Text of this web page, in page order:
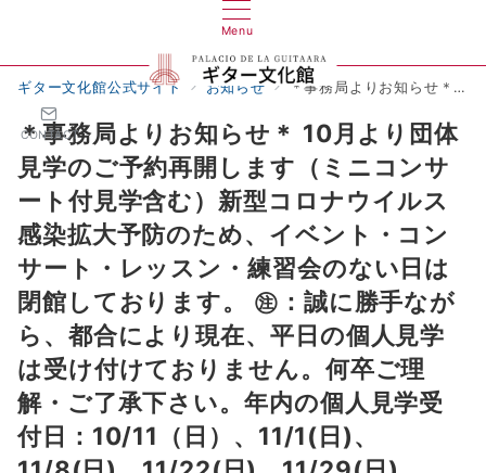
Menu
CONTACT
ギター文化館公式サイト お知らせ ＊事務局よりお知らせ＊ 10月より団体見学のご予約再開します（ミニコンサート付見学含む）新型コロナウイルス感染拡大予防のため、イベント・コンサート・レッスン・練習会のない日は閉館しております。 ㊟：誠に勝手ながら、都合により現在、平日の個人見学は受け付けておりません。何卒ご理解・ご了承下さい。年内の個人見学受付日：10/11（日）、11/1(日)、11/8(日)、11/22(日)、11/29(日)、12/27(日)
＊事務局よりお知らせ＊ 10月より団体
見学のご予約再開します（ミニコンサ
ート付見学含む）新型コロナウイルス
感染拡大予防のため、イベント・コン
サート・レッスン・練習会のない日は
閉館しております。 ㊟：誠に勝手なが
ら、都合により現在、平日の個人見学
は受け付けておりません。何卒ご理
解・ご了承下さい。年内の個人見学受
付日：10/11（日）、11/1(日)、